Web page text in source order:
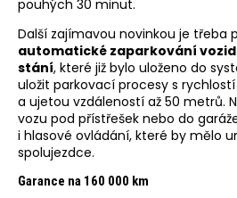
pouhých 30 minut.
Další zajímavou novinkou je třeba
automatické zaparkování
stání, které již bylo uloženo do
uložit parkovací procesy s
a ujetou vzdáleností až 50 metrů.
vozu pod přístřešek nebo do
i hlasové ovládání, které by mělo
spolujezdce.
Garance na 160 000 km